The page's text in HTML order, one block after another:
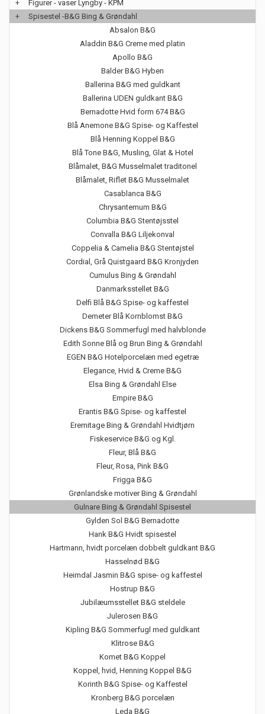
+
Figurer - vaser Lyngby - KPM
+
Spisestel -B&G Bing & Grøndahl
Absalon B&G
Aladdin B&G Creme med platin
Apollo B&G
Balder B&G Hyben
Ballerina B&G med guldkant
Ballerina UDEN guldkant B&G
Bernadotte Hvid form 674 B&G
Blå Anemone B&G Spise- og Kaffestel
Blå Henning Koppel B&G
Blå Tone B&G, Musling, Glat & Hotel
Blåmalet, B&G Musselmalet traditonel
Blåmalet, Riflet B&G Musselmalet
Casablanca B&G
Chrysantemum B&G
Columbia B&G Stentøjsstel
Convalla B&G Liljekonval
Coppelia & Camelia B&G Stentøjstel
Cordial, Grå Quistgaard B&G Kronjyden
Cumulus Bing & Grøndahl
Danmarksstellet B&G
Delfi Blå B&G Spise- og kaffestel
Demeter Blå Kornblomst B&G
Dickens B&G Sommerfugl med halvblonde
Edith Sonne Blå og Brun Bing & Grøndahl
EGEN B&G Hotelporcelæn med egetræ
Elegance, Hvid & Creme B&G
Elsa Bing & Grøndahl Else
Empire B&G
Erantis B&G Spise- og kaffestel
Eremitage Bing & Grøndahl Hvidtjørn
Fiskeservice B&G og Kgl.
Fleur, Blå B&G
Fleur, Rosa, Pink B&G
Frigga B&G
Grønlandske motiver Bing & Grøndahl
Gulnare Bing & Grøndahl Spisestel
Gylden Sol B&G Bernadotte
Hank B&G Hvidt spisestel
Hartmann, hvidt porcelæn dobbelt guldkant B&G
Hasselnød B&G
Heimdal Jasmin B&G spise- og kaffestel
Hostrup B&G
Jubilæumsstellet B&G steldele
Julerosen B&G
Kipling B&G Sommerfugl med guldkant
Klitrose B&G
Komet B&G Koppel
Koppel, hvid, Henning Koppel B&G
Korinth B&G Spise- og Kaffestel
Kronberg B&G porcelæn
Leda B&G